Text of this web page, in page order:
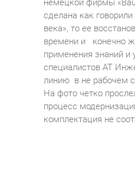
сделана как
века», то ее
времени и конечно
применения знаний и
специалистов АТ
линию в не
На фото четко
процесс
комплектация не